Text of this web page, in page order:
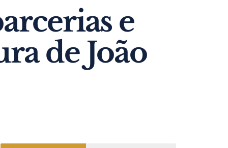
e
de João